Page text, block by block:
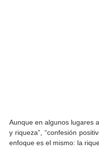
Aunque en algunos lugares
y riqueza”, “confesión
enfoque es el mismo: la